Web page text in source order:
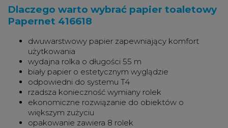
Dlaczego warto wybrać papier toaletowy
Papernet 416618
dwuwarstwowy papier zapewniający komfort
użytkowania
wydajna rolka o długości 55 m
biały papier o estetycznym wyglądzie
odpowiedni do systemu T4
rzadsza konieczność wymiany rolek
ekonomiczne rozwiązanie do obiektów o
większym zużyciu
opakowanie zawiera 8 rolek